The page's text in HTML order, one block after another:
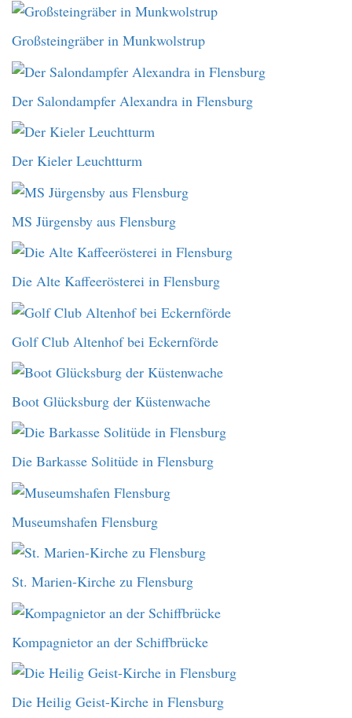
Großsteingräber in Munkwolstrup
Der Salondampfer Alexandra in Flensburg
Der Kieler Leuchtturm
MS Jürgensby aus Flensburg
Die Alte Kaffeerösterei in Flensburg
Golf Club Altenhof bei Eckernförde
Boot Glücksburg der Küstenwache
Die Barkasse Solitüde in Flensburg
Museumshafen Flensburg
St. Marien-Kirche zu Flensburg
Kompagnietor an der Schiffbrücke
Die Heilig Geist-Kirche in Flensburg